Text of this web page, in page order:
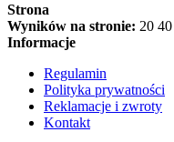
Strona
Wyników na stronie: 20 40
Informacje
Regulamin
Polityka prywatności
Reklamacje i zwroty
Kontakt